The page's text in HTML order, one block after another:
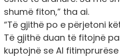
shumë fiton,” tha ai.
“Të gjithë po e përjetoni
Të gjithë duan të fitojnë
kuptojnë se AI